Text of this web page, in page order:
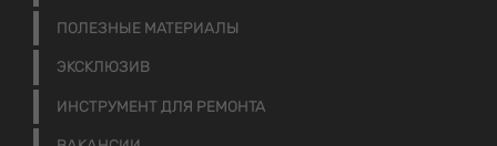
ПОЛЕЗНЫЕ МАТЕРИАЛЫ
ЭКСКЛЮЗИВ
ИНСТРУМЕНТ ДЛЯ РЕМОНТА